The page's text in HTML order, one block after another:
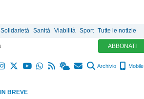
Solidarietà Sanità Viabilità Sport Tutte le notizie
ABBONATI
Archivio Mobile
IN BREVE